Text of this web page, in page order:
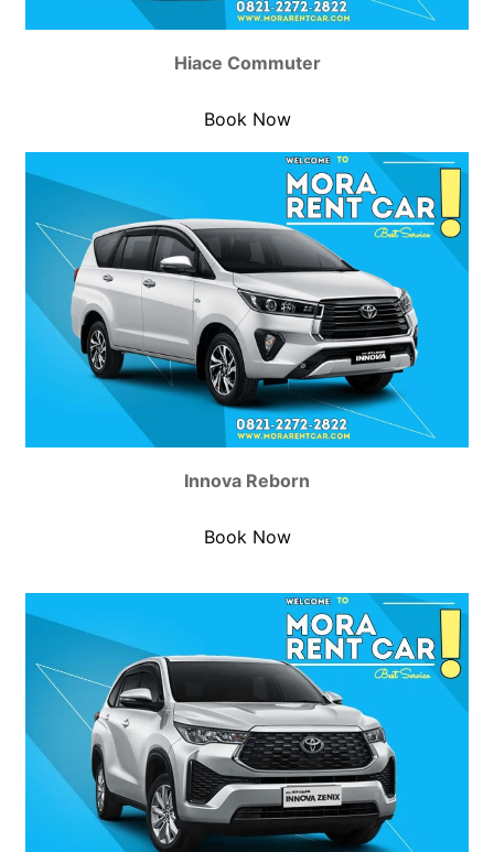
Hiace Commuter
Book Now
Innova Reborn
Book Now